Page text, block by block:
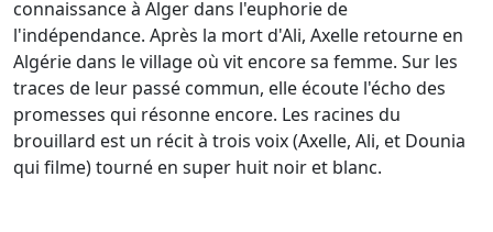
connaissance à Alger dans l'euphorie de
l'indépendance. Après la mort d'Ali, Axelle retourne en
Algérie dans le village où vit encore sa femme. Sur les
traces de leur passé commun, elle écoute l'écho des
promesses qui résonne encore. Les racines du
brouillard est un récit à trois voix (Axelle, Ali, et Dounia
qui filme) tourné en super huit noir et blanc.